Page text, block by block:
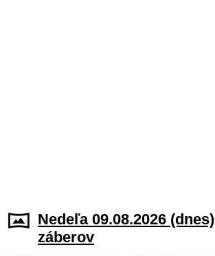
Nedeľa 09.08.2026 (dnes)
záberov